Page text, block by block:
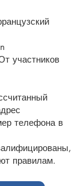
участников
телефона в
правилам.